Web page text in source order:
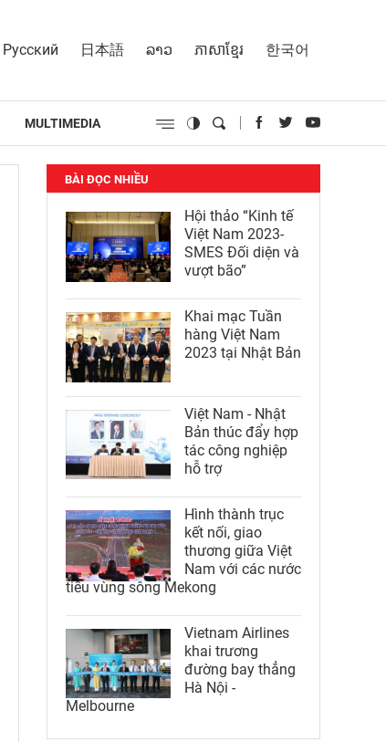
Русский 日本語 ລາວ ភាសាខ្មែរ 한국어
MULTIMEDIA
BÀI ĐỌC NHIỀU
Hội thảo “Kinh tế
Việt Nam 2023-
SMES Đối diện và
vượt bão”
Khai mạc Tuần
hàng Việt Nam
2023 tại Nhật Bản
Việt Nam - Nhật
Bản thúc đẩy hợp
tác công nghiệp
hỗ trợ
Hình thành trục
kết nối, giao
thương giữa Việt
Nam với các nước
tiểu vùng sông Mekong
Vietnam Airlines
khai trương
đường bay thẳng
Hà Nội -
Melbourne